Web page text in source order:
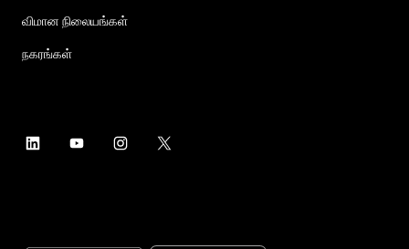
விமான நிலையங்கள்
நகரங்கள்